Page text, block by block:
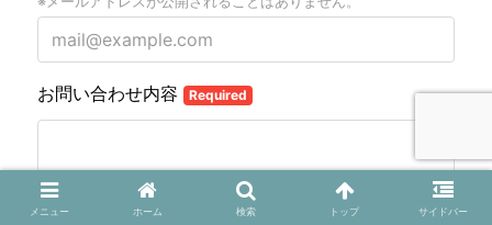
メニュー ホーム 検索 トップ サイドバー